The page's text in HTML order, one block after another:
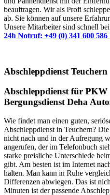
beauftragen. Wir als Profi
ab. Sie können auf unsere
Unsere Mitarbeiter sind schnell
24h Notruf: +49 (0) 341 600 586
Abschleppdienst Teuchern
Abschleppdienst für PKW
Bergungsdienst Deha
Wie findet man einen guten,
Abschleppdienst in Teuchern?
nicht nach und in der Aufregung
angerufen, der im Telefonbuch
starke preisliche Unterschiede
gibt. Am besten ist im Internet
halten. Man kann in Ruhe
Differenzen abwiegen. Das ist
Minuten ist der passende